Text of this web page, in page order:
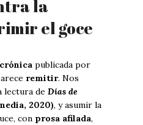
la
el goce
crónica publicada por
remitir. Nos
lectura de Días de
2020), y asumir la
con prosa afilada,